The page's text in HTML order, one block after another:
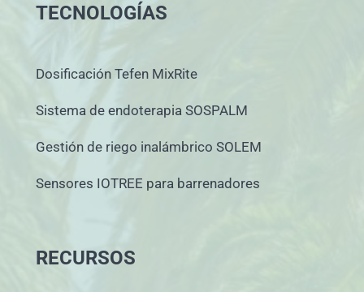
TECNOLOGÍAS
Dosificación Tefen MixRite
Sistema de endoterapia SOSPALM
Gestión de riego inalámbrico SOLEM
Sensores IOTREE para barrenadores
RECURSOS